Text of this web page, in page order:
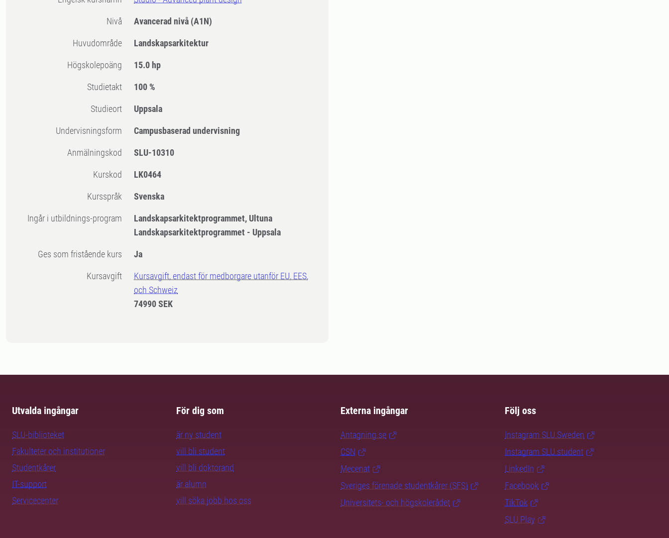
Nivå Avancerad nivå (A1N)
Huvudområde Landskapsarkitektur
högskolepoäng 15.0 hp
Studietakt 100 %
Studieort Uppsala
Undervisningsform Campusbaserad undervisning
Anmälningskod SLU-10310
Kurskod LK0464
Kursspråk Svenska
Ingår i utbildnings-program
Landskapsarkitektprogrammet, Ultuna
Landskapsarkitektprogrammet - Uppsala
Ges som fristående kurs Ja
Kursavgift
Kursavgift, endast för medborgare utanför EU, EES,
och Schweiz
74990 SEK
Utvalda ingångar
SLU-biblioteket
Fakulteter och institutioner
Studentkårer
IT-support
Servicecenter
För dig som
är ny student
vill bli student
vill bli doktorand
är alumn
vill söka jobb hos oss
Externa ingångar
Antagning.se
CSN
Mecenat
Sveriges förenade studentkårer (SFS)
Universitets- och högskolerådet
Följ oss
Instagram SLU.Sweden
Instagram SLU.student
LinkedIn
Facebook
TikTok
SLU Play